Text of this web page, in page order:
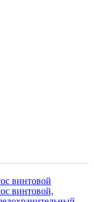
винтовой
винтовой,